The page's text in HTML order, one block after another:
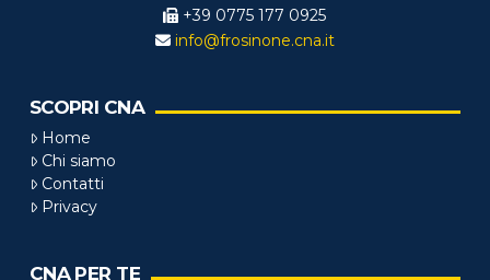
+39 0775 177 0925
info@frosinone.cna.it
SCOPRI CNA
Home
Chi siamo
Contatti
Privacy
CNA PER TE